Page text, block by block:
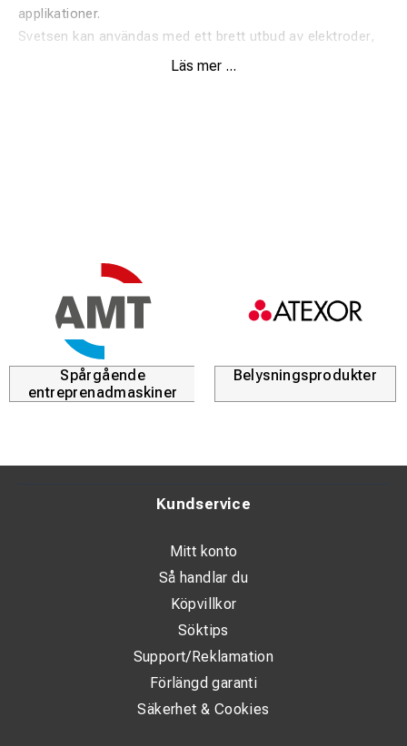
applikationer.
Svetsen kan användas med ett brett utbud av elektroder,
såsom rutila, basiska, rostfria elektroder samt elektroder
av svetsström samt termostatiskt skydd mot över- och
underspänning för ökad driftsäkerhet och livslängd.
Levereras komplett med MMA-svetstillbehör och
plastväska, vilket gör den enkel att transportera och redo
att användas direkt.
Fördelar
Kan användas med rutila, basiska, rostfria och
Robust konstruktion som motstår damm, vatten och
Tydlig display för inställning av svetsström
Stabil svetsström även vid varierande nätspänning
Termostatiskt skydd mot över- och underspänning
Levereras med tillbehör och praktisk plastväska
Läs mer ...
Spårgående
entreprenadmaskiner
Belysningsprodukter
Kundservice
Mitt konto
Så handlar du
Köpvillkor
Söktips
Support/Reklamation
Förlängd garanti
Säkerhet & Cookies